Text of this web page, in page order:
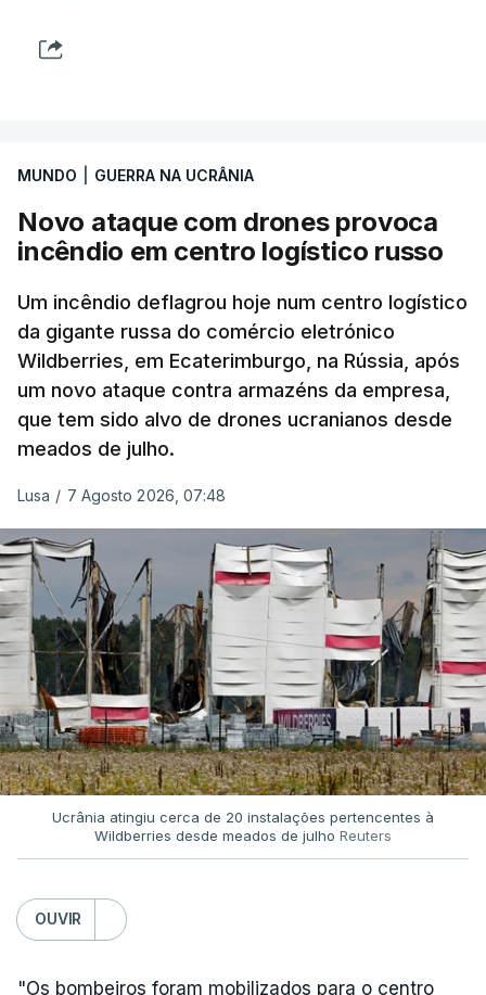
MUNDO GUERRA NA UCRÂNIA
Novo ataque com drones provoca
incêndio em centro logístico russo
Um incêndio deflagrou hoje num centro logístico
da gigante russa do comércio eletrónico
Wildberries, em Ecaterimburgo, na Rússia, após
um novo ataque contra armazéns da empresa,
que tem sido alvo de drones ucranianos desde
meados de julho.
Lusa / 7 Agosto 2026, 07:48
Ucrânia atingiu cerca de 20 instalações pertencentes à
Wildberries desde meados de julho Reuters
OUVIR
"Os bombeiros foram mobilizados para o centro